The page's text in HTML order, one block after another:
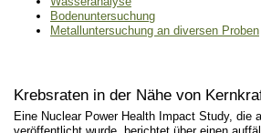
Bodenuntersuchung
Metalluntersuchung an diversen Proben
Krebsraten in der Nähe von
Eine Nuclear Power Health Impact Study, die